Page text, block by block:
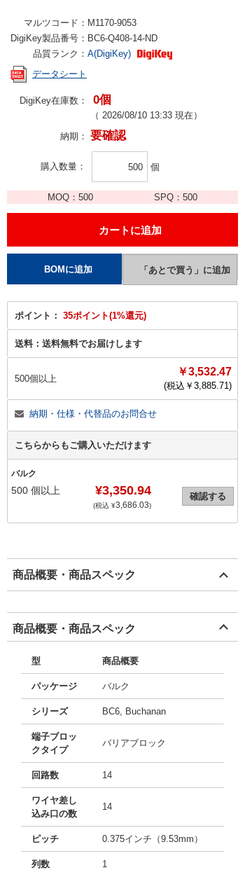
マルツコード： M1170-9053
DigiKey製品番号： BC6-Q408-14-ND
品質ランク： A(DigiKey)
データシート
DigiKey在庫数： 0個
（ 2026/08/10 13:33 現在）
納期： 要確認
購入数量 個
MOQ：500 SPQ： 500
ポイント： 35ポイント(1%還元)
送料： 送料無料でお届けします
500個以上
￥3,532.47
(税込￥ 3,885.71)
納期・仕様・代替品のお問合せ
こちらからもご購入いただけます
バルク
500 個以上 ¥3,350.94
(税込 ¥3,686.03)
確認する
商品概要・商品スペック
商品概要・商品スペック
型 商品概要
パッケージ バルク
シリーズ BC6, Buchanan
端子ブロッ
クタイプ
バリアブロック
回路数 14
ワイヤ差し
込み口の数
14
ピッチ 0.375インチ（9.53mm）
列数 1